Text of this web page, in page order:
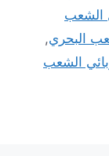
الشعب
البحري,
الشعب